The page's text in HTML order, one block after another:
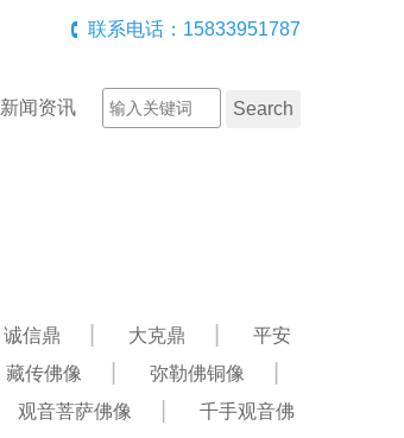
联系电话：15833951787
新闻资讯
诚信鼎 大克鼎
平安
藏传佛像
弥勒佛铜像
观音菩萨佛像
千手观音佛